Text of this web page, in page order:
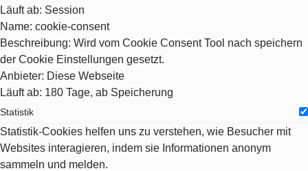
Läuft ab: Session
Name: cookie-consent
Beschreibung: Wird vom Cookie Consent Tool nach speichern
der Cookie Einstellungen gesetzt.
Anbieter: Diese Webseite
Läuft ab: 180 Tage, ab Speicherung
Statistik
Statistik-Cookies helfen uns zu verstehen, wie Besucher mit
Websites interagieren, indem sie Informationen anonym
sammeln und melden.